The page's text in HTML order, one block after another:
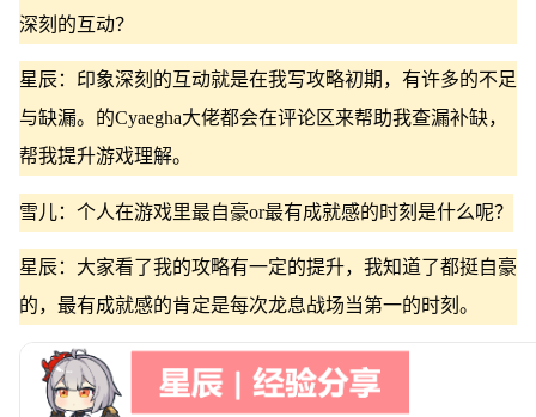
深刻的互动？
星辰：印象深刻的互动就是在我写攻略初期，有许多的不足
与缺漏。的Cyaegha大佬都会在评论区来帮助我查漏补缺，
帮我提升游戏理解。
雪儿：个人在游戏里最自豪or最有成就感的时刻是什么呢？
星辰：大家看了我的攻略有一定的提升，我知道了都挺自豪
的，最有成就感的肯定是每次龙息战场当第一的时刻。